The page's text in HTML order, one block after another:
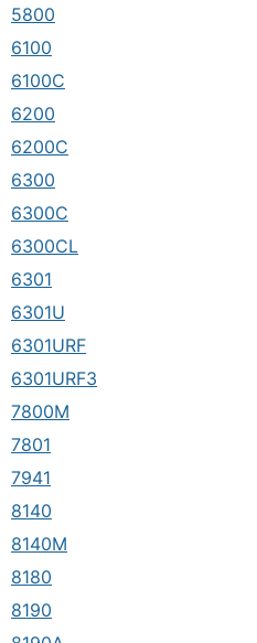
5800
6100
6100C
6200
6200C
6300
6300C
6300CL
6301
6301U
6301URF
6301URF3
7800M
7801
7941
8140
8140M
8180
8190